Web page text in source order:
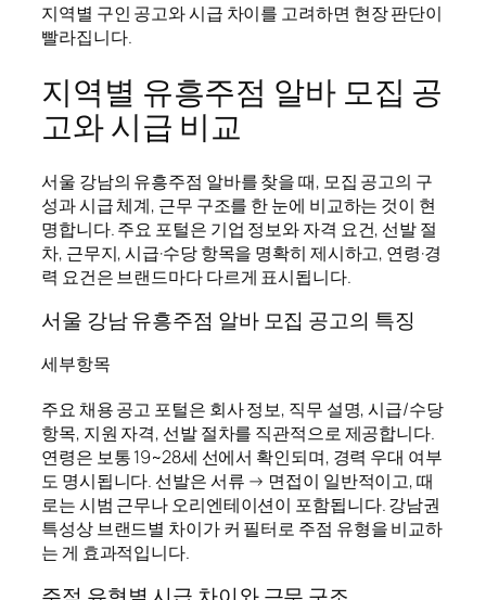
지역별 구인 공고와 시급 차이를 고려하면 현장 판단이
빨라집니다.
지역별 유흥주점 알바 모집 공
고와 시급 비교
서울 강남의 유흥주점 알바를 찾을 때, 모집 공고의 구
성과 시급 체계, 근무 구조를 한 눈에 비교하는 것이 현
명합니다. 주요 포털은 기업 정보와 자격 요건, 선발 절
차, 근무지, 시급·수당 항목을 명확히 제시하고, 연령·경
력 요건은 브랜드마다 다르게 표시됩니다.
서울 강남 유흥주점 알바 모집 공고의 특징
세부항목
주요 채용 공고 포털은 회사 정보, 직무 설명, 시급/수당
항목, 지원 자격, 선발 절차를 직관적으로 제공합니다.
연령은 보통 19~28세 선에서 확인되며, 경력 우대 여부
도 명시됩니다. 선발은 서류 → 면접이 일반적이고, 때
로는 시범 근무나 오리엔테이션이 포함됩니다. 강남권
특성상 브랜드별 차이가 커 필터로 주점 유형을 비교하
는 게 효과적입니다.